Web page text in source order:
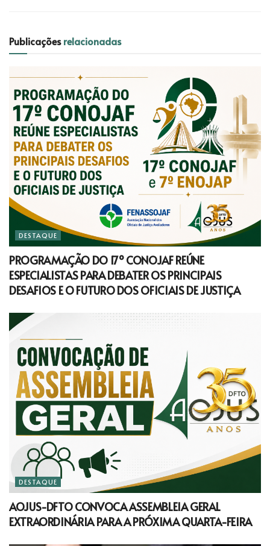
Publicaçõesrelacionadas
DESTAQUE
PROGRAMAÇÃO DO 17º CONOJAF REÚNE
ESPECIALISTAS PARA DEBATER OS PRINCIPAIS
DESAFIOS E O FUTURO DOS OFICIAIS DE JUSTIÇA
DESTAQUE
AOJUS-DFTO CONVOCA ASSEMBLEIA GERAL
EXTRAORDINÁRIA PARA A PRÓXIMA QUARTA-FEIRA